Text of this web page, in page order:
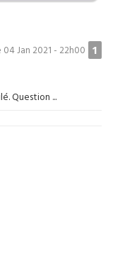
1
Jan 2021 - 22h00
Question ...